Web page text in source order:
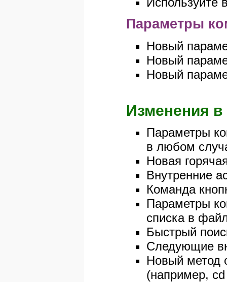
Параметры
Новый
Новый
Новый
Изменения в
Параметры
в любом
Новая
Внутренние
Команда
Параметры
списка в
Быстрый
Следующие
Новый метод
(например,